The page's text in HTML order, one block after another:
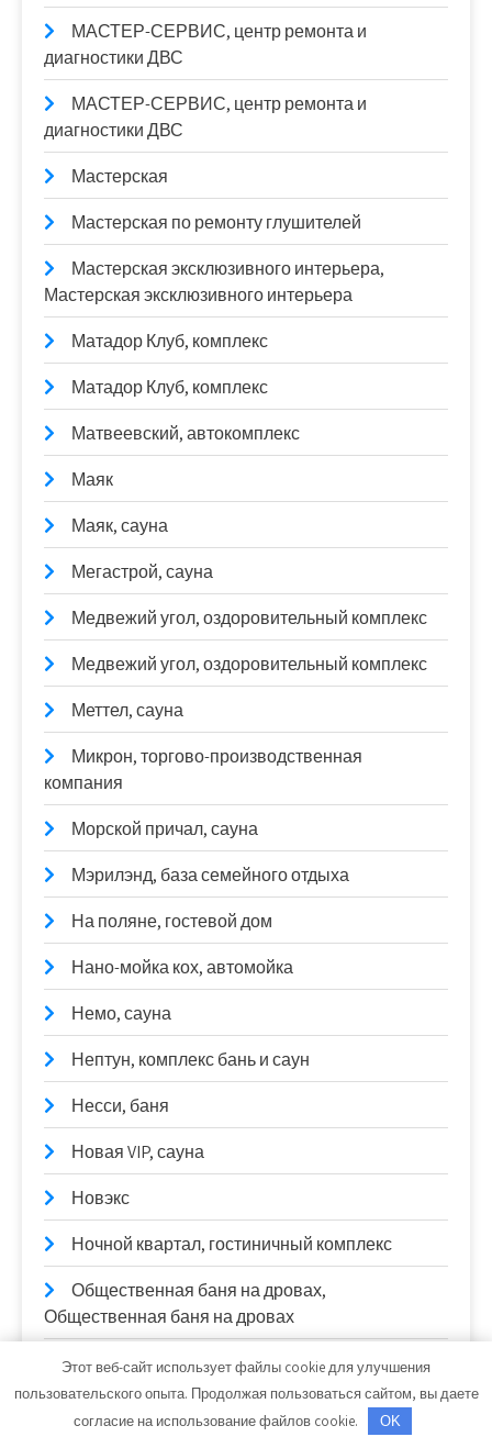
МАСТЕР-СЕРВИС, центр ремонта и
диагностики ДВС
МАСТЕР-СЕРВИС, центр ремонта и
диагностики ДВС
Мастерская
Мастерская по ремонту глушителей
Мастерская эксклюзивного интерьера,
Мастерская эксклюзивного интерьера
Матадор Клуб, комплекс
Матадор Клуб, комплекс
Матвеевский, автокомплекс
Маяк
Маяк, сауна
Мегастрой, сауна
Медвежий угол, оздоровительный комплекс
Медвежий угол, оздоровительный комплекс
Меттел, сауна
Микрон, торгово-производственная
компания
Морской причал, сауна
Мэрилэнд, база семейного отдыха
На поляне, гостевой дом
Нано-мойка кох, автомойка
Немо, сауна
Нептун, комплекс бань и саун
Несси, баня
Новая VIP, сауна
Новэкс
Ночной квартал, гостиничный комплекс
Общественная баня на дровах,
Общественная баня на дровах
Одиссей, сауна
ОмскСкан, официальный дилер DongFeng,
Этот веб-сайт использует файлы cookie для улучшения
пользовательского опыта. Продолжая пользоваться сайтом, вы даете
согласие на использование файлов cookie.
OK